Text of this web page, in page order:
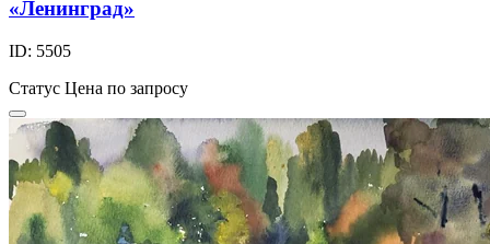
«Ленинград»
ID: 5505
Статус Цена по запросу